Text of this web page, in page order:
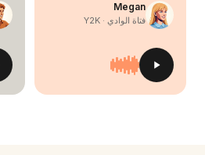
Megan
فتاة الوادي · Y2K